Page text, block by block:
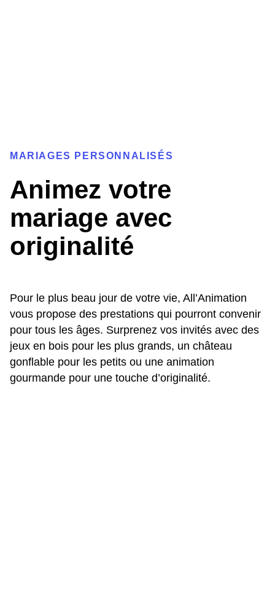
MARIAGES PERSONNALISÉS
Animez votre
mariage avec
originalité
Pour le plus beau jour de votre vie, All’Animation
vous propose des prestations qui pourront convenir
pour tous les âges. Surprenez vos invités avec des
jeux en bois pour les plus grands, un château
gonflable pour les petits ou une animation
gourmande pour une touche d’originalité.